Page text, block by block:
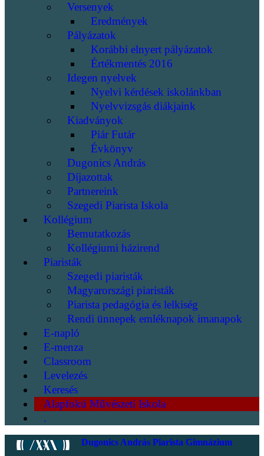
Versenyek
Eredmények
Pályázatok
Korábbi elnyert pályázatok
Értékmentés 2016
Idegen nyelvek
Nyelvi kérdések iskolánkban
Nyelvvizsgás diákjaink
Kiadványok
Piár Futár
Évkönyv
Dugonics András
Díjazottak
Partnereink
Szegedi Piarista Iskola
Kollégium
Bemutatkozás
Kollégiumi házirend
Piaristák
Szegedi piaristák
Magyarországi piaristák
Piarista pedagógia és lelkiség
Rendi ünnepek emléknapok imanapok
E-napló
E-menza
Classroom
Levelezés
Keresés
Alapfokú Művészeti Iskola
.
Dugonics András Piarista Gimnázium